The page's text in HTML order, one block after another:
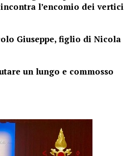
l’encomio dei vertici
Giuseppe, figlio di Nicola
un lungo e commosso